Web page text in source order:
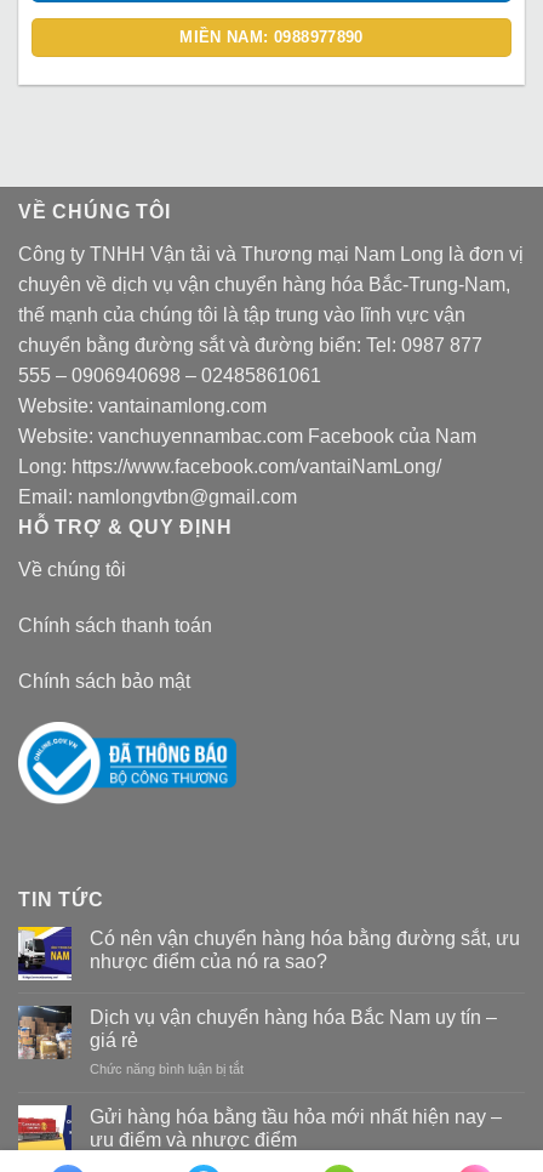
MIỀN NAM: 0988977890
VỀ CHÚNG TÔI
Công ty TNHH Vận tải và Thương mại Nam Long là đơn vị
chuyên về dịch vụ vận chuyển hàng hóa Bắc-Trung-Nam,
thế mạnh của chúng tôi là tập trung vào lĩnh vực vận
chuyển bằng đường sắt và đường biển: Tel: 0987 877
555 – 0906940698 – 02485861061
Website: vantainamlong.com
Website: vanchuyennambac.com Facebook của Nam
Long: https://www.facebook.com/vantaiNamLong/
Email: namlongvtbn@gmail.com
HỖ TRỢ & QUY ĐỊNH
Về chúng tôi
Chính sách thanh toán
Chính sách bảo mật
TIN TỨC
Có nên vận chuyển hàng hóa bằng đường sắt, ưu
nhược điểm của nó ra sao?
Dịch vụ vận chuyển hàng hóa Bắc Nam uy tín –
giá rẻ
Chức năng bình luận bị tắt
vụ
vận
chuyển
Gửi hàng hóa bằng tầu hỏa mới nhất hiện nay –
ưu điểm và nhược điểm